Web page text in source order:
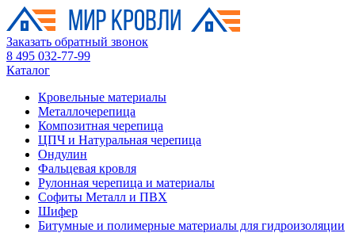
Заказать обратный звонок
8 495 032-77-99
Каталог
Кровельные материалы
Металлочерепица
Композитная черепица
ЦПЧ и Натуральная черепица
Ондулин
Фальцевая кровля
Рулонная черепица и материалы
Софиты Металл и ПВХ
Шифер
Битумные и полимерные материалы для гидроизоляции